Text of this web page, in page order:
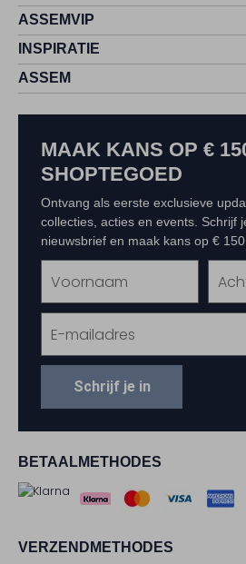
ASSEMVIP
INSPIRATIE
ASSEM
BETAALMETHODES
VERZENDMETHODES
MAAK KANS OP €
SHOPTEGOED
Ontvang als eerste exclusieve
collecties, acties en events. Schrijf
nieuwsbrief en maak kans op €
Schrijf je in